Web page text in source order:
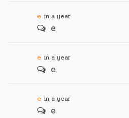
e in a year
e
e in a year
e
e in a year
e